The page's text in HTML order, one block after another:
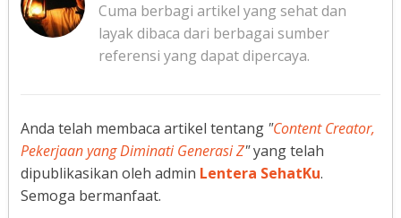
Cuma berbagi artikel yang sehat dan
layak dibaca dari berbagai sumber
referensi yang dapat dipercaya.
Anda telah membaca artikel tentang "Content Creator,
Pekerjaan yang Diminati Generasi Z"yang telah
dipublikasikan oleh admin Lentera SehatKu.
Semoga bermanfaat.